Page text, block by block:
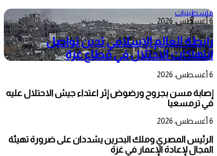
فلسطينيات
6 أغسطس، 2026
رابطة العالم الإسلامي تدين تواصل
انتهاكات الاحتلال في قطاع غزة
6 أغسطس، 2026
إصابة مسن بجروح ورضوض إثر اعتداء جيش الاحتلال عليه
في ترمسعيا
6 أغسطس، 2026
الرئيس المصري وملك البحرين يشددان على ضرورة تهيئة
المجال لإعادة الإعمار في غزة